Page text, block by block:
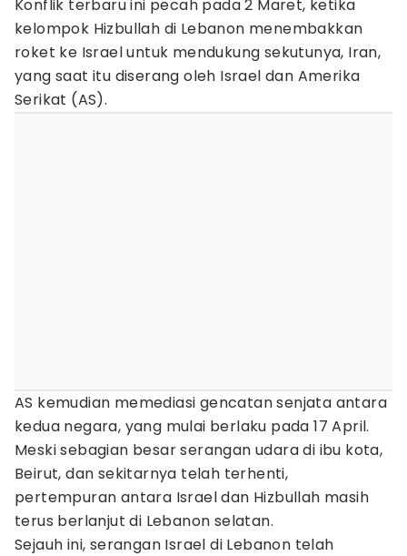
Konflik terbaru ini pecah pada 2 Maret, ketika
kelompok Hizbullah di Lebanon menembakkan
roket ke Israel untuk mendukung sekutunya, Iran,
yang saat itu diserang oleh Israel dan Amerika
Serikat (AS).
AS kemudian memediasi gencatan senjata antara
kedua negara, yang mulai berlaku pada 17 April.
Meski sebagian besar serangan udara di ibu kota,
Beirut, dan sekitarnya telah terhenti,
pertempuran antara Israel dan Hizbullah masih
terus berlanjut di Lebanon selatan.
Sejauh ini, serangan Israel di Lebanon telah